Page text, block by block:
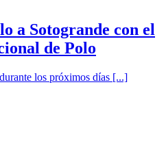
a Sotogrande con el
de Polo
los próximos días [...]